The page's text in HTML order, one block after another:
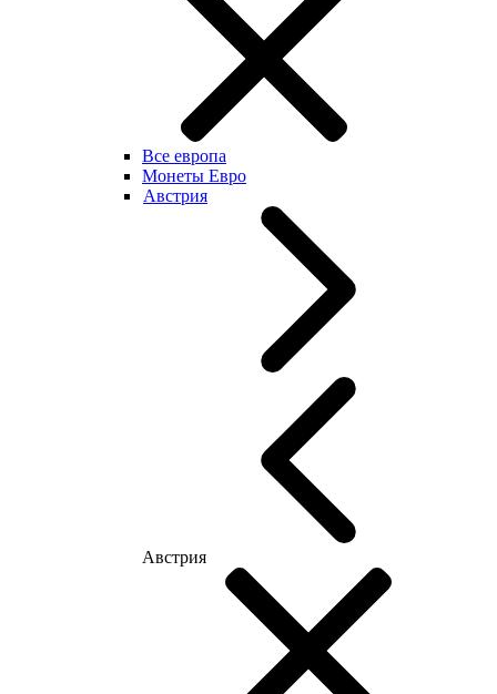
Все европа
Монеты Евро
Австрия
Австрия